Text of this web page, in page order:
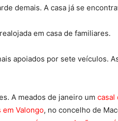
demais. A casa já se
em casa de familiares.
apoiados por sete veículos.
A meados de janeiro um casal
Valongo, no concelho de